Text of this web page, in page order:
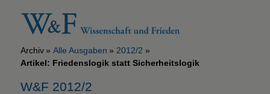
Archiv Alle Ausgaben
2012/2
Artikel: Friedenslogik statt Sicherheitslogik
W&F 2012/2